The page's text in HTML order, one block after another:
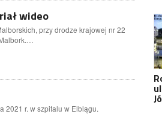
wideo
przy drodze krajowej nr 22
2021 r. w szpitalu w Elblągu.